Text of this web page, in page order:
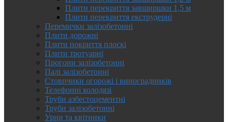
Плити перекриття завширшки 1,5 м
Плити перекриття екструдерні
Перемички залізобетонні
Плити дорожні
Плити покриття плоскі
Плити тротуарні
Прогони залізобетонні
Палі залізобетонні
Стовпчики огорожі і виноградників
Телефонні колодязі
Труби азбестоцементні
Труби залізобетонні
Урни та квітники